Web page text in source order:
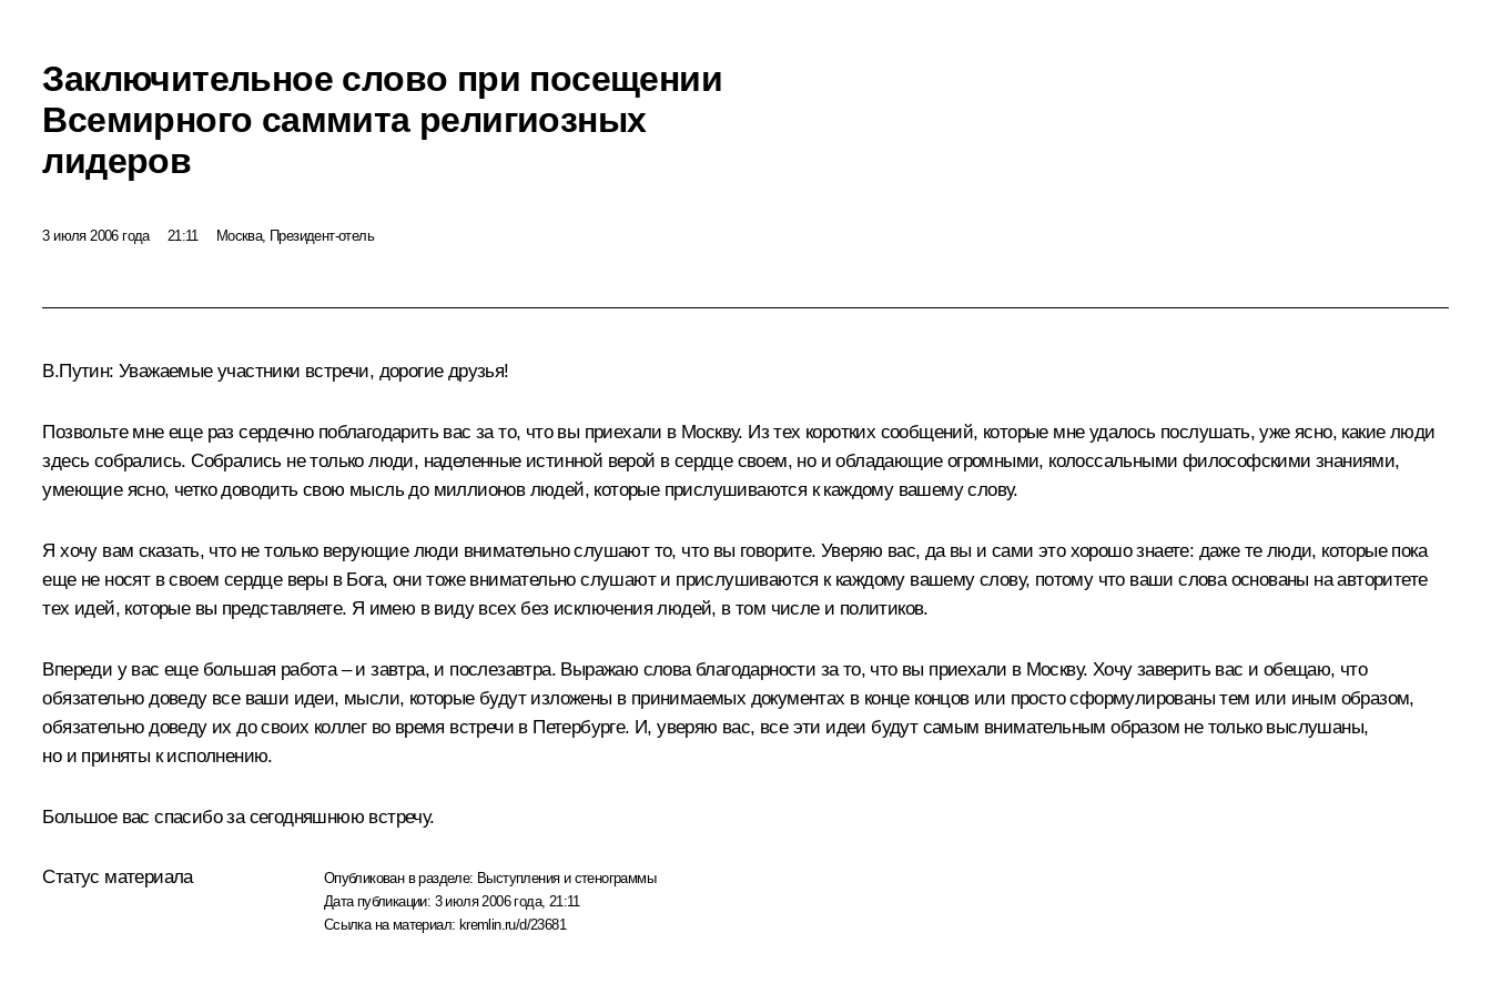
Заключительное слово при посещении
Всемирного саммита религиозных
лидеров
3 июля 2006 года 21:11 Москва, Президент-отель
В.Путин: Уважаемые участники встречи, дорогие друзья!
Позвольте мне еще раз сердечно поблагодарить вас за то, что вы приехали в Москву. Из тех коротких сообщений, которые мне удалось послушать, уже ясно, какие люди
здесь собрались. Собрались не только люди, наделенные истинной верой в сердце своем, но и обладающие огромными, колоссальными философскими знаниями,
умеющие ясно, четко доводить свою мысль до миллионов людей, которые прислушиваются к каждому вашему слову.
Я хочу вам сказать, что не только верующие люди внимательно слушают то, что вы говорите. Уверяю вас, да вы и сами это хорошо знаете: даже те люди, которые пока
еще не носят в своем сердце веры в Бога, они тоже внимательно слушают и прислушиваются к каждому вашему слову, потому что ваши слова основаны на авторитете
тех идей, которые вы представляете. Я имею в виду всех без исключения людей, в том числе и политиков.
Впереди у вас еще большая работа – и завтра, и послезавтра. Выражаю слова благодарности за то, что вы приехали в Москву. Хочу заверить вас и обещаю, что
обязательно доведу все ваши идеи, мысли, которые будут изложены в принимаемых документах в конце концов или просто сформулированы тем или иным образом,
обязательно доведу их до своих коллег во время встречи в Петербурге. И, уверяю вас, все эти идеи будут самым внимательным образом не только выслушаны,
но и приняты к исполнению.
Большое вас спасибо за сегодняшнюю встречу.
Статус материала Опубликован в разделе: Выступления и стенограммы
Дата публикации: 3 июля 2006 года, 21:11
Ссылка на материал: kremlin.ru/d/23681